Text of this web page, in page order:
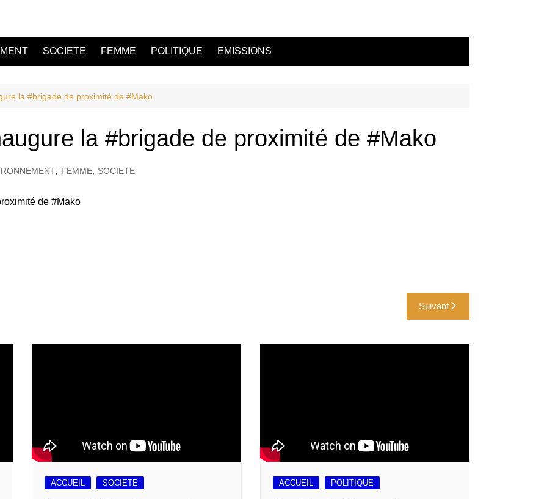
SOCIETE FEMME POLITIQUE EMISSIONS
la #brigade de proximité de #Mako
la #brigade de proximité de #Mako
FEMME SOCIETE
Suivant
ACCUEIL SOCIETE ACCUEIL POLITIQUE